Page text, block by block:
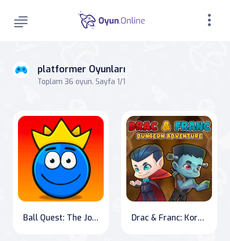
platformer Oyunları
Toplam 36 oyun. Sayfa 1/1
Ball Quest: The Journey for the Holy Treasure Drac & Franc: Korku Oyunu